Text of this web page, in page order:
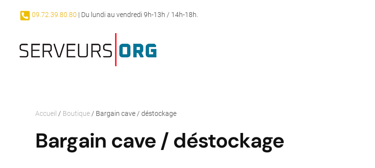
09.72.39.80.80 | Du lundi au vendredi 9h-13h / 14h-18h.
Accueil / Boutique / Bargain cave / déstockage
Bargain cave / déstockage